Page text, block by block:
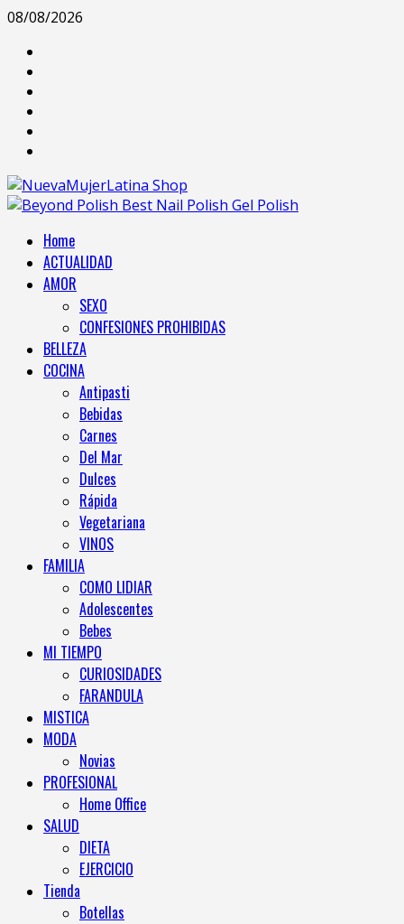
08/08/2026
Home
ACTUALIDAD
AMOR
SEXO
CONFESIONES PROHIBIDAS
BELLEZA
COCINA
Antipasti
Bebidas
Carnes
Del Mar
Dulces
Rápida
Vegetariana
VINOS
FAMILIA
COMO LIDIAR
Adolescentes
Bebes
MI TIEMPO
CURIOSIDADES
FARANDULA
MISTICA
MODA
Novias
PROFESIONAL
Home Office
SALUD
DIETA
EJERCICIO
Tienda
Botellas